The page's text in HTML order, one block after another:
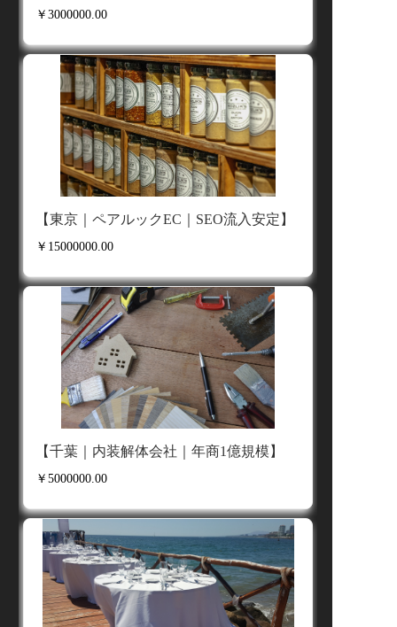
専門性と効率性を選ぶという選択
当社をパートナーに選ぶことは、「専門性」と
「効率性」を選ぶことです。変化の激しいビジネ
ス環境の中で、共に次世代の商取引を切り拓き、
より輝かしい未来を創造してまいりましょう。
￥3000000.00
【東京｜ペアルックEC｜SEO流入安定】
￥15000000.00
【千葉｜内装解体会社｜年商1億規模】
￥5000000.00